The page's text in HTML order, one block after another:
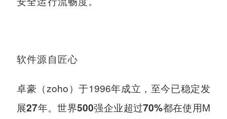
软件源自匠心
卓豪（zoho）于1996年成立，至今已稳定发
展27年。世界500强企业超过70%都在使用M